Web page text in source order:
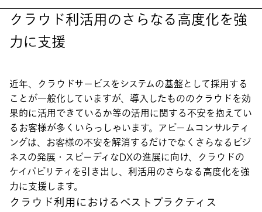
クラウド利活用のさらなる高度化を強
力に支援
近年、クラウドサービスをシステムの基盤として採用する
ことが一般化していますが、導入したもののクラウドを効
果的に活用できているか等の活用に関する不安を抱えてい
るお客様が多くいらっしゃいます。アビームコンサルティ
ングは、お客様の不安を解消するだけでなくさらなるビジ
ネスの発展・スピーディなDXの進展に向け、クラウドの
ケイパビリティを引き出し、利活用のさらなる高度化を強
力に支援します。
クラウド利用におけるベストプラクティス